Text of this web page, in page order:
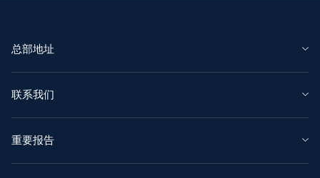
总部地址
中国杭州市西湖区
西溪路569号蚂蚁A空间
查看所有办公地点>>
联系我们
热线电话：95188
重要报告
可持续发展报告